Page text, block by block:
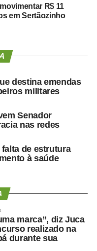
Share
R$ 11
em Sertãozinho
destina emendas
militares
Senador
nas redes
de estrutura
à saúde
marca”, diz Juca
realizado na
durante sua